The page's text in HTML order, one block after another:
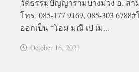
วัดธรรมปัญญารามบางม่วง อ. ส
โทร. 085-177 9169, 085-303
ออกเป็น “โอม มณี เป เม...
October 16, 2021